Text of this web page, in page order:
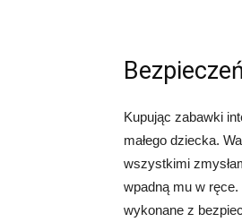
Kupując zabawki
małego dziecka.
wszystkimi
wpadną mu w
wykonane z